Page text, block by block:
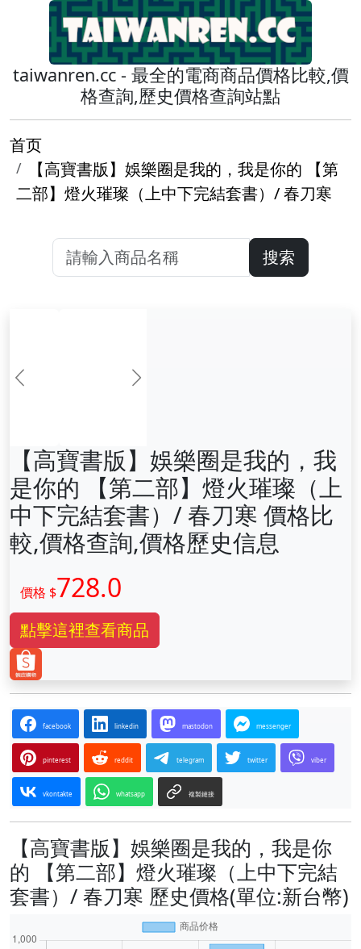
taiwanren.cc - 最全的電商商品價格比較,價
格查詢,歷史價格查詢站點
首页
【高寶書版】娛樂圈是我的，我是你的 【第
二部】燈火璀璨（上中下完結套書）/ 春刀寒
搜索
前一张 下一张
【高寶書版】娛樂圈是我的，我
是你的 【第二部】燈火璀璨（上
中下完結套書）/ 春刀寒 價格比
較,價格查詢,價格歷史信息
價格 $728.0
點擊這裡查看商品
facebook linkedin mastodon messenger
pinterest reddit telegram twitter viber
vkontakte whatsapp 複製鏈接
【高寶書版】娛樂圈是我的，我是你
的 【第二部】燈火璀璨（上中下完結
套書）/ 春刀寒 歷史價格(單位:新台幣)